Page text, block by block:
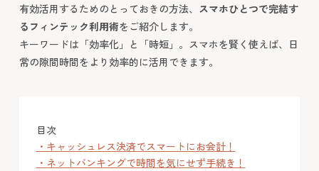
有効活用するためのとっておきの方法、 スマホひとつで完結す
るフィンテック利用術をご紹介します。
キーワードは「効率化」と「時短」。スマホを賢く使えば、日
常の隙間時間をより効率的に活用できます。
目次
・キャッシュレス決済でスマートにお会計！
・ネットバンキングで時間を気にせず手続き！